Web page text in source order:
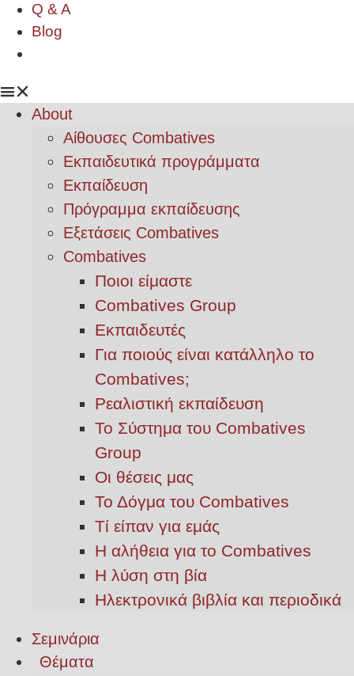
Q & A
Blog
About
Αίθουσες Combatives
Εκπαιδευτικά προγράμματα
Εκπαίδευση
Πρόγραμμα εκπαίδευσης
Εξετάσεις Combatives
Combatives
Ποιοι είμαστε
Combatives Group
Εκπαιδευτές
Για ποιούς είναι κατάλληλο το
Combatives;
Ρεαλιστική εκπαίδευση
Το Σύστημα του Combatives
Group
Οι θέσεις μας
Το Δόγμα του Combatives
Τί είπαν για εμάς
Η αλήθεια για το Combatives
Η λύση στη βία
Ηλεκτρονικά βιβλία και περιοδικά
Σεμινάρια
Θέματα